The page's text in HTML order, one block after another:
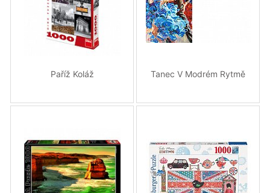
Paříž Koláž Tanec V Modrém Rytmě